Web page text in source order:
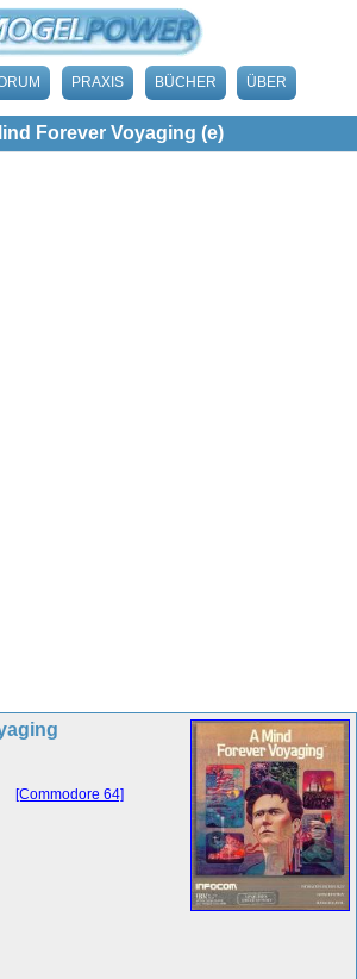
PRAXIS BÜCHER ÜBER
Forever Voyaging (e)
[Commodore 64]